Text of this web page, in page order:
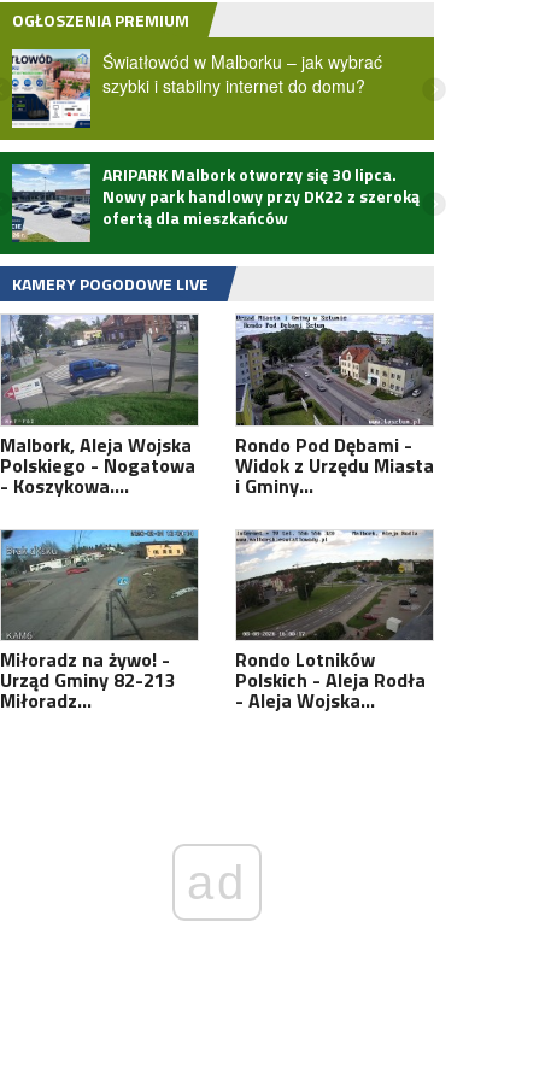
OGŁOSZENIA PREMIUM
Światłowód w Malborku – jak wybrać
szybki i stabilny internet do domu?
ARIPARK Malbork otworzy się 30 lipca.
Nowy park handlowy przy DK22 z szeroką
ofertą dla mieszkańców
KAMERY POGODOWE LIVE
Malbork, Aleja Wojska
Polskiego - Nogatowa
- Koszykowa.…
Rondo Pod Dębami -
Widok z Urzędu Miasta
i Gminy…
Miłoradz na żywo! -
Urząd Gminy 82-213
Miłoradz…
Rondo Lotników
Polskich - Aleja Rodła
- Aleja Wojska…
ad